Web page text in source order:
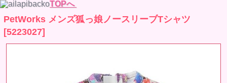
TOPへ
PetWorks メンズ狐っ娘ノースリーブTシャツ
[5223027]